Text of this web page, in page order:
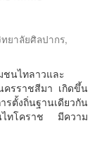
ยาลัยศิลปากร,
ชนไทลาวและ
รราชสีมา เกิดขึ้น
ตั้งถิ่นฐานเดียวกัน
ไทโคราช มีความ